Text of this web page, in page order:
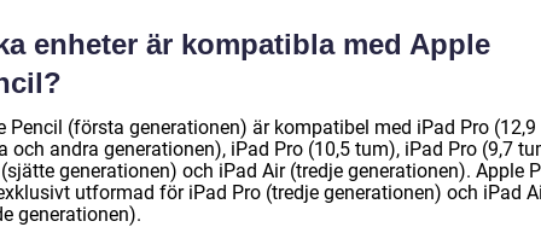
enheter är kompatibla med Apple
Pencil (första generationen) är kompatibel med iPad Pro (12,9
och andra generationen), iPad Pro (10,5 tum), iPad Pro (9,7
generationen) och iPad Air (tredje generationen). Apple
utformad för iPad Pro (tredje generationen) och iPad
generationen).